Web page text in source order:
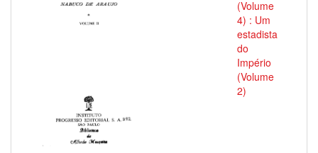
(Volume
4) : Um
estadista
do
Império
(Volume
2)